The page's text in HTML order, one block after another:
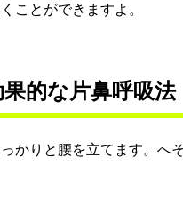
ことができますよ。
的な片鼻呼吸法
かりと腰を立てます。